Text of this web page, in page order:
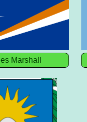
Îles Marshall